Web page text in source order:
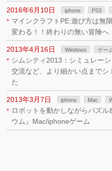
2016年6月10日 iphone PS3
マインクラフトPE:遊び方は無
変わる！！終わりの無い冒険へ
2013年4月16日 Windows ゲー
シムシティ2013：シミュレー
交流など、より細かい点まで
た
2013年3月7日 iphone Mac
ロボットを動かしながらパズ
ウム』Mac/iphoneゲーム